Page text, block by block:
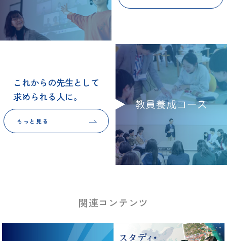
これからの先生として
求められる人に。
もっと見る
関連コンテンツ